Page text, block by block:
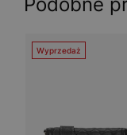
Wyprzedaż